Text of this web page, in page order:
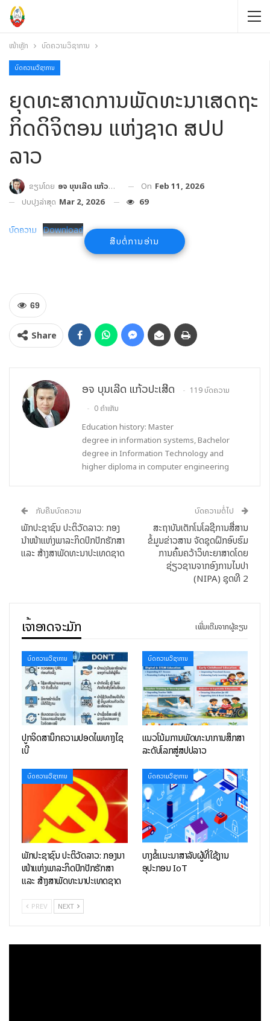
ໜ້າຫຼັກ ບົດຄວາມວິຊາການ
ບົດຄວາມວິຊາການ
ຍຸດທະສາດການພັດທະນາເສດຖະ
ກິດດິຈິຕອນ ແຫ່ງຊາດ ສປປ
ລາວ
ຂຽນໂດຍ ອຈ ບຸນເລີດ ແກ້ວປະເສີດ On Feb 11, 2026
ປັບປຸງລ່າສຸດ Mar 2, 2026 69
ບົດຄວາມ Download
ສືບຕໍ່ການອ່ານ
69
Share
ອຈ ບຸນເລີດ ແກ້ວປະເສີດ
119 ບົດຄວາມ
0 ຄຳເຫັນ
Education history: Master
degree in information systems, Bachelor
degree in Information Technology and
higher diploma in computer engineering
ກັບຄືນບົດຄວາມ
ພັກປະຊາຊົນ ປະຕິວັດລາວ: ກອງ
ນໍາໜ້າແຫ່ງພາລະກິດປົກປັກຮັກສາ
ແລະ ສ້າງສາພັດທະນາປະເທດຊາດ
ບົດຄວາມຕໍ່ໄປ
ສະຖາບັນເຕັກໂນໂລຊີການສື່ສານ
ຂໍ້ມູນຂ່າວສານ ຈັດຊຸດຝຶກອົບຮົມ
ການຄົ້ນຄວ້າວິທະຍາສາດໂດຍ
ຊ່ຽວຊານຈາກອົງການໄນປາ
(NIPA) ຊຸດທີ 2
ເຈົ້າອາດຈະມັກ ເພີ່ມເຕີມຈາກຜູ້ຂຽນ
ບົດຄວາມວິຊາການ
ປູກຈິດສໍານຶກຄວາມປອດໄພທາງໄຊ
ເບີ
ບົດຄວາມວິຊາການ
ແນວໂນ້ມການພັດທະນາການສຶກສາ
ລະດັບໂລກສູ່ສປປລາວ
ບົດຄວາມວິຊາການ
ພັກປະຊາຊົນ ປະຕິວັດລາວ: ກອງນໍາ
ໜ້າແຫ່ງພາລະກິດປົກປັກຮັກສາ
ແລະ ສ້າງສາພັດທະນາປະເທດຊາດ
ບົດຄວາມວິຊາການ
ບາງຂໍ້ແນະນໍາສໍາລັບຜູ້ທີ່ໃຊ້ງານ
ອຸປະກອນ IoT
PREV NEXT